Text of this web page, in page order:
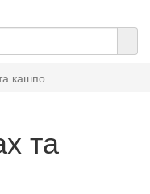
кашпо
та